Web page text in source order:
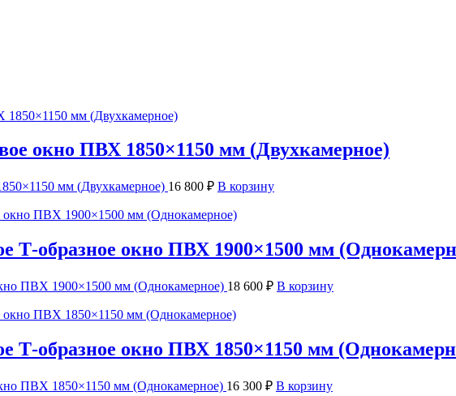
окно ПВХ 1850×1150 мм (Двухкамерное)
мм (Двухкамерное) 16 800 ₽ В корзину
Т-образное окно ПВХ 1900×1500 мм
ПВХ 1900×1500 мм (Однокамерное) 18 600 ₽ В корзину
Т-образное окно ПВХ 1850×1150 мм
ПВХ 1850×1150 мм (Однокамерное) 16 300 ₽ В корзину